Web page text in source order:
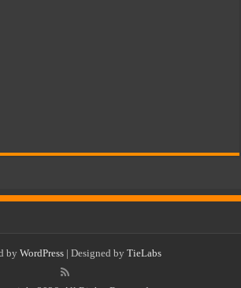
by WordPress | Designed by TieLabs